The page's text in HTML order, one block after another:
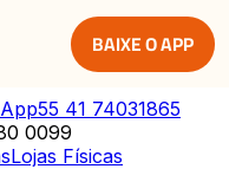
BAIXE O APP
55 41 74031865
0099
Lojas Físicas